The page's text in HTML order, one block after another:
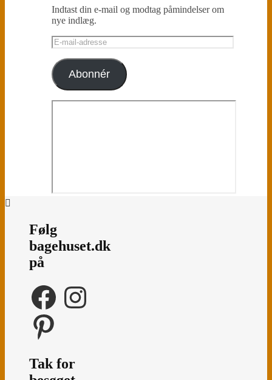
Indtast din e-mail og modtag påmindelser om
nye indlæg.
E-
mail-
adresse
Abonnér
Følg
bagehuset.dk
på
FacebookInstagram
Pinterest
Tak for